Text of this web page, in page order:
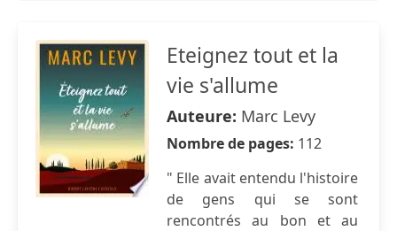
Eteignez tout et la
vie s'allume
Auteure: Marc Levy
Nombre de pages: 112
" Elle avait entendu l'histoire
de gens qui se sont
rencontrés au bon et au